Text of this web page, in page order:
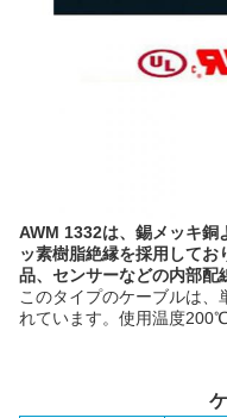
AWM 1332は、錫メッキ銅
ッ素樹脂絶縁を採用して
品、センサーなどの内部配
このタイプのケーブルは、
れています。使用温度200℃